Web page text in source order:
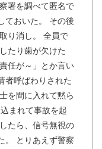
署を調べて匿名で
ておいた。 その後
り消し。 全員で
たり歯が欠けた
任が～」とか言い
者呼ばわりされた
を間に入れて黙ら
まれて事故を起
たら、信号無視の
。 とりあえず警察